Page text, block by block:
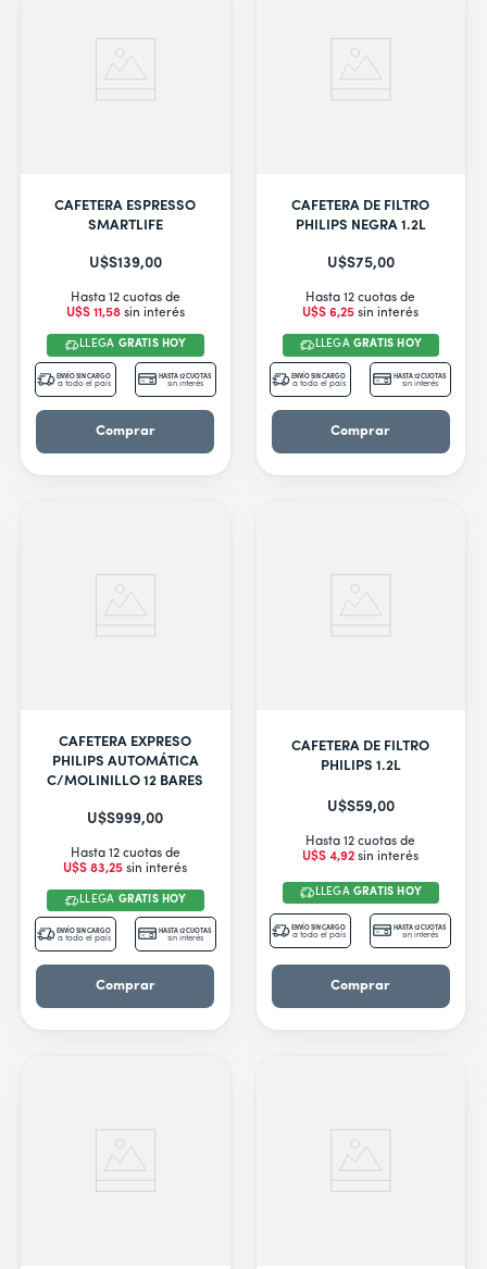
CAFETERA ESPRESSO
SMARTLIFE
U$S139,00
Hasta 12 cuotas de
U$S 11,58sin interés
LLEGA GRATIS HOY
ENVÍO SIN CARGO
a todo el país
HASTA 12 CUOTAS
sin interés
Comprar
CAFETERA DE FILTRO
PHILIPS NEGRA 1.2L
U$S75,00
Hasta 12 cuotas de
U$S 6,25 sin interés
LLEGAGRATIS HOY
ENVÍO SIN CARGO
a todo el país
HASTA 12 CUOTAS
sin interés
Comprar
CAFETERA EXPRESO
PHILIPS AUTOMÁTICA
C/MOLINILLO 12 BARES
U$S999,00
Hasta 12 cuotas de
U$S 83,25 sin interés
LLEGA GRATIS HOY
ENVÍO SIN CARGO
a todo el país
HASTA 12 CUOTAS
sin interés
Comprar
CAFETERA DE FILTRO
PHILIPS 1.2L
U$S59,00
Hasta 12 cuotas de
U$S 4,92 sin interés
LLEGAGRATIS HOY
ENVÍO SIN CARGO
a todo el país
HASTA 12 CUOTAS
sin interés
Comprar